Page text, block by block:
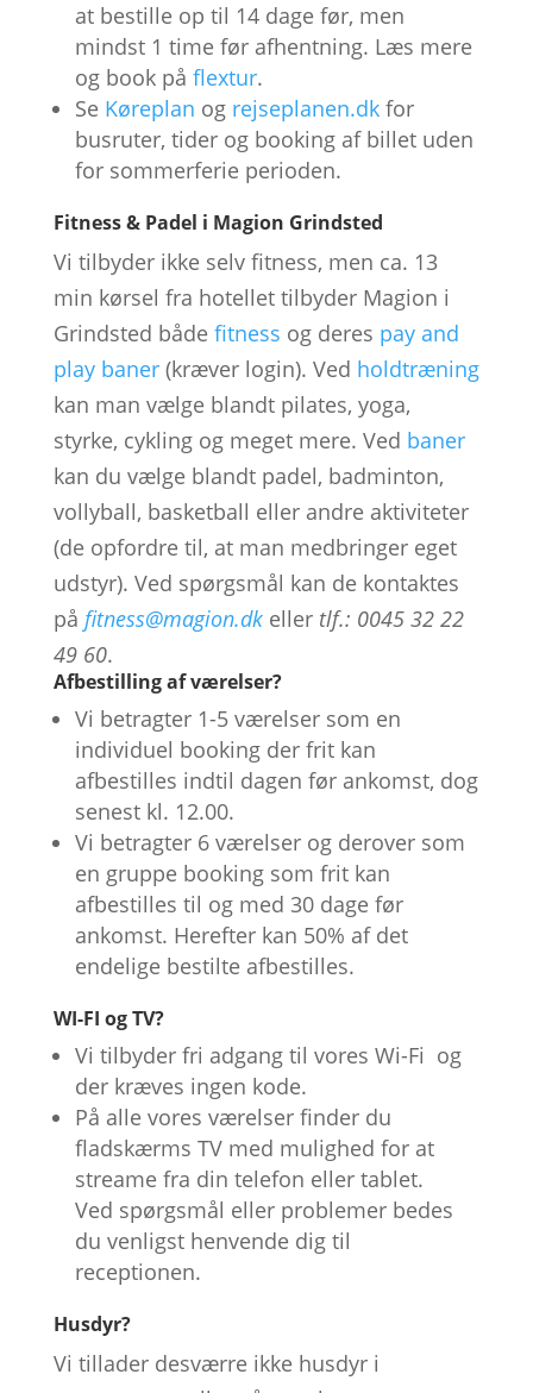
at bestille op til 14 dage før, men
mindst 1 time før afhentning. Læs mere
og book på flextur.
Se Køreplan og rejseplanen.dkfor
busruter, tider og booking af billet uden
for sommerferie perioden.
Fitness & Padel i Magion Grindsted
Vi tilbyder ikke selv fitness, men ca. 13
min kørsel fra hotellet tilbyder Magion i
Grindsted både fitness og deres pay and
play baner(kræver login). Ved holdtræning
kan man vælge blandt pilates, yoga,
styrke, cykling og meget mere. Ved baner
kan du vælge blandt padel, badminton,
vollyball, basketball eller andre aktiviteter
(de opfordre til, at man medbringer eget
udstyr). Ved spørgsmål kan de kontaktes
på fitness@magion.dk eller tlf.: 0045 32 22
49 60.
Afbestilling af værelser?
Vi betragter 1-5 værelser som en
individuel booking der frit kan
afbestilles indtil dagen før ankomst, dog
senest kl. 12.00.
Vi betragter 6 værelser og derover som
en gruppe booking som frit kan
afbestilles til og med 30 dage før
ankomst. Herefter kan 50% af det
endelige bestilte afbestilles.
WI-FI og TV?
Vi tilbyder fri adgang til vores Wi-Fi og
der kræves ingen kode.
På alle vores værelser finder du
fladskærms TV med mulighed for at
streame fra din telefon eller tablet.
Ved spørgsmål eller problemer bedes
du venligst henvende dig til
receptionen.
Husdyr?
Vi tillader desværre ikke husdyr i